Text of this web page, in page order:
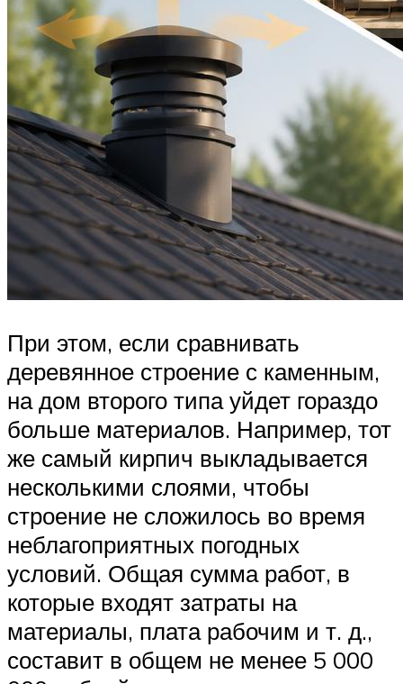
При этом, если сравнивать
деревянное строение с каменным,
на дом второго типа уйдет гораздо
больше материалов. Например, тот
же самый кирпич выкладывается
несколькими слоями, чтобы
строение не сложилось во время
неблагоприятных погодных
условий. Общая сумма работ, в
которые входят затраты на
материалы, плата рабочим и т. д.,
составит в общем не менее 5 000